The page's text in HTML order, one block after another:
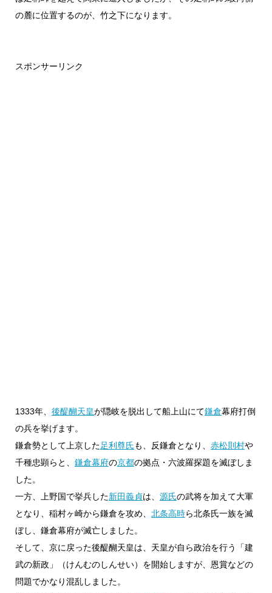
の麓に位置するのが、竹之下になります。
スポンサーリンク
1333年、 後醍醐天皇が隠岐を脱出して船上山にて鎌倉幕府打倒
の兵を挙げます。
鎌倉勢として上京した足利尊氏も、反鎌倉となり、 赤松則村や
千種忠顕らと、 鎌倉幕府の京都の拠点・六波羅探題を滅ぼしま
した。
一方、上野国で挙兵した新田義貞は、 源氏の武将を加えて大軍
となり、稲村ヶ崎から鎌倉を攻め、 北条高時ら北条氏一族を滅
ぼし、鎌倉幕府が滅亡しました。
そして、京に戻った後醍醐天皇は、天皇が自ら政治を行う「建
武の新政」（けんむのしんせい）を開始しますが、恩賞などの
問題でかなり混乱しました。